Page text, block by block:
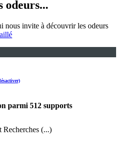
odeurs...
nous invite à découvrir les odeurs
parmi 512 supports
Recherches (...)